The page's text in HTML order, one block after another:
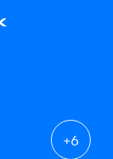
+6